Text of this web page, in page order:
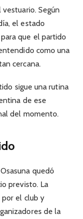
Según
el estado
que el partido
como una
cercana.
sigue una rutina
de ese
del momento.
quedó
previsto. La
el club y
de la